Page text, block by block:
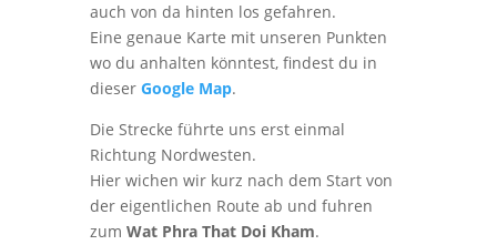
auch von da hinten los gefahren.
Eine genaue Karte mit unseren Punkten
wo du anhalten könntest, findest du in
dieser Google Map.
Die Strecke führte uns erst einmal
Richtung Nordwesten.
Hier wichen wir kurz nach dem Start von
der eigentlichen Route ab und fuhren
zum Wat Phra That Doi Kham.